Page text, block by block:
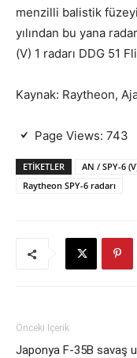
menzilli balistik
yılından bu yana
(V) 1 radarı DDG 51
Kaynak: Raytheon,
Page Views: 743
ETIKETLER AN / SPY-6
Raytheon SPY-6 radarı
Önceki İçerik
Japonya F-35B savaş